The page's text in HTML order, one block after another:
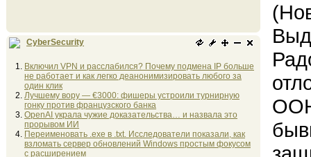
CyberSecurity
Включил VPN и расслабился? Почему подмена IP больше
не работает и как легко деанонимизировать любого за
один клик
Лучшему вору — €3000: фишеры устроили турнирную
гонку против французского банка
OpenAI украла чужие доказательства… и назвала это
прорывом ИИ
Переименовать .exe в .txt. Исследователи показали, как
взломать сервер обновлений Windows простым фокусом
с расширением